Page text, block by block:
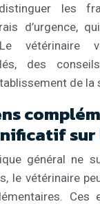
les
d’urgence,
vétérinaire
des
de la
général ne
le vétérinaire
Ces